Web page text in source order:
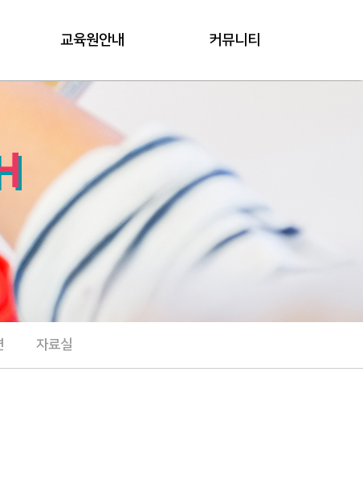
교육원안내 커뮤니티
자료실